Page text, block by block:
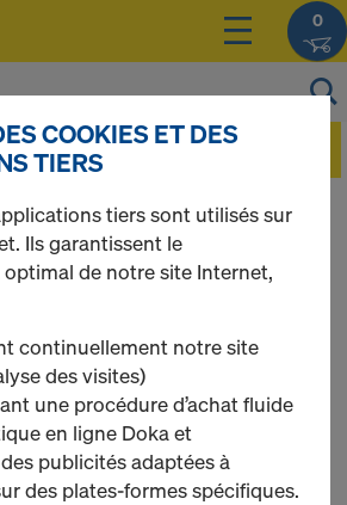
0
afficher les prix de vos produits
connecté(e)ouinscrit(e)
COOKIES ET DES
TIERS
tiers sont utilisés sur
Ils garantissent le
de notre site Internet,
continuellement notre site
des visites)
une procédure d’achat fluide
en ligne Doka et
publicités adaptées à
des plates-formes spécifiques.